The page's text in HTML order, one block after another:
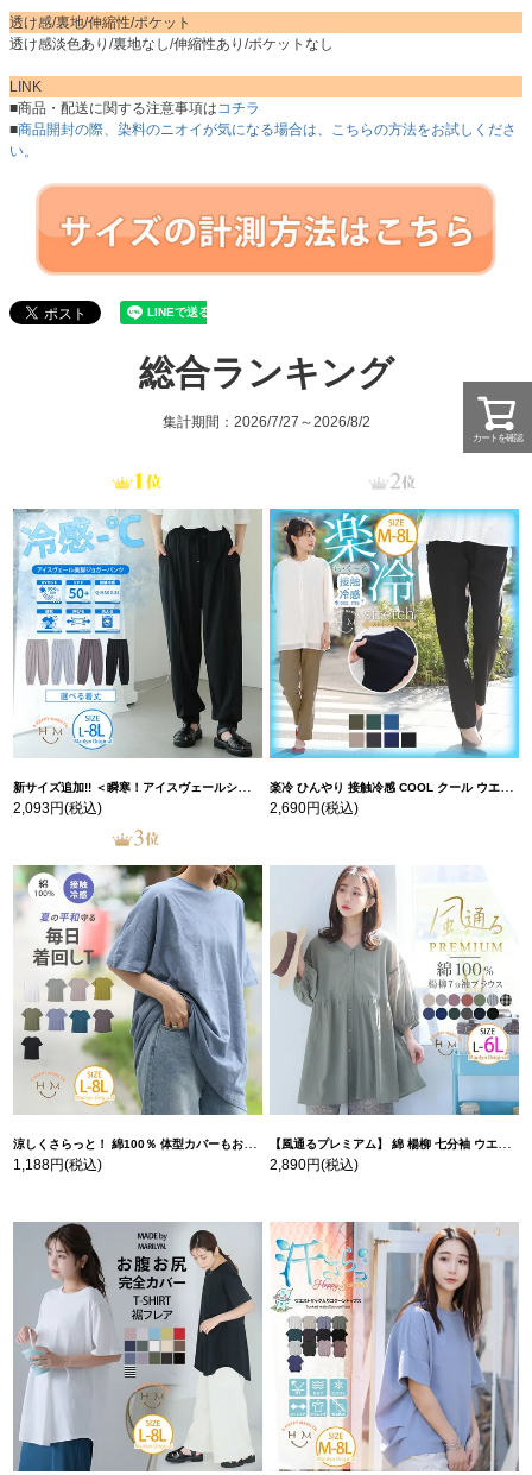
透け感/裏地/伸縮性/ポケット
透け感淡色あり/裏地なし/伸縮性あり/ポケットなし
LINK
■商品・配送に関する注意事項はコチラ
■商品開封の際、染料のニオイが気になる場合は、こちらの方法をお試しくださ
い。
総合ランキング
集計期間：2026/7/27～2026/8/2
新サイズ追加!! ＜瞬寒！アイスヴェールシリーズ＞ 美脚 ジョガーパンツ 【ウェストゴム】 【ストレッチ】 | 大きいサイズの通販ならハッピーマリリン
2,093円(税込)
楽冷 ひんやり 接触冷感 COOL クール ウエストゴム 楽ちん ストレッチ 美脚 レギパン 【ストレッチ】 | 大きいサイズの通販ならハッピーマリリン
2,690円(税込)
涼しくさらっと！ 綿100％ 体型カバーもお洒落も叶える 風合いコットン ゆるシルエット ドルマン | 大きいサイズの通販ならハッピーマリリン
1,188円(税込)
【風通るプレミアム】 綿 楊柳 七分袖 ウエストギャザー ブラウス | 大きいサイズの通販ならハッピーマリリン
2,890円(税込)
カートを確認